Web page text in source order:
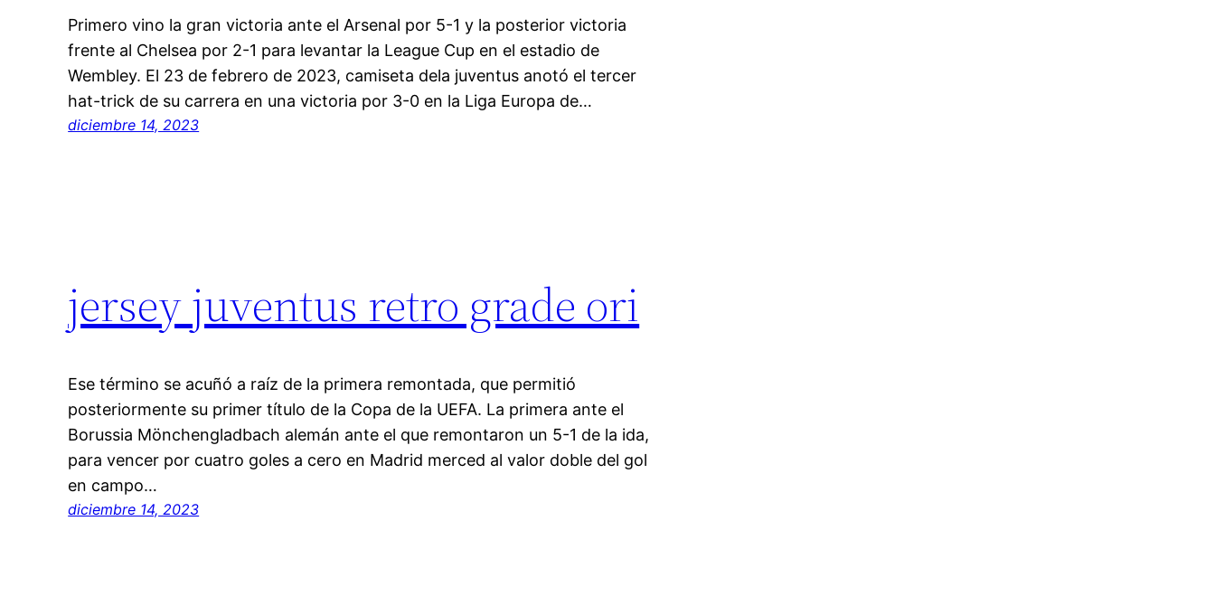
Primero vino la gran victoria ante el Arsenal por 5-1 y la posterior victoria
frente al Chelsea por 2-1 para levantar la League Cup en el estadio de
Wembley. El 23 de febrero de 2023, camiseta dela juventus anotó el tercer
hat-trick de su carrera en una victoria por 3-0 en la Liga Europa de…
diciembre 14, 2023
jersey juventus retro grade ori
Ese término se acuñó a raíz de la primera remontada, que permitió
posteriormente su primer título de la Copa de la UEFA. La primera ante el
Borussia Mönchengladbach alemán ante el que remontaron un 5-1 de la ida,
para vencer por cuatro goles a cero en Madrid merced al valor doble del gol
en campo…
diciembre 14, 2023